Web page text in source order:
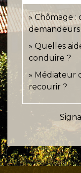
Chômage :
Quelles
conduire ?
Médiateur
recourir ?